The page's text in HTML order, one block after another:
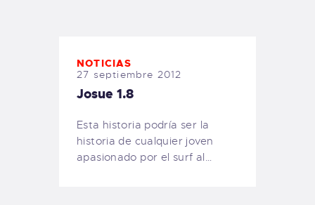
NOTICIAS
27 septiembre 2012
Josue 1.8
Esta historia podría ser la
historia de cualquier joven
apasionado por el surf al…